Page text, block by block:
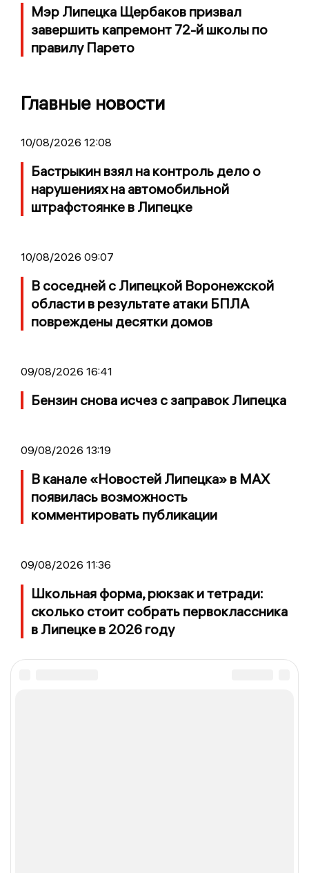
Мэр Липецка Щербаков призвал
завершить капремонт 72-й школы по
правилу Парето
Главные новости
10/08/2026 12:08
Бастрыкин взял на контроль дело о
нарушениях на автомобильной
штрафстоянке в Липецке
10/08/2026 09:07
В соседней с Липецкой Воронежской
области в результате атаки БПЛА
повреждены десятки домов
09/08/2026 16:41
Бензин снова исчез с заправок Липецка
09/08/2026 13:19
В канале «Новостей Липецка» в MAX
появилась возможность
комментировать публикации
09/08/2026 11:36
Школьная форма, рюкзак и тетради:
сколько стоит собрать первоклассника
в Липецке в 2026 году